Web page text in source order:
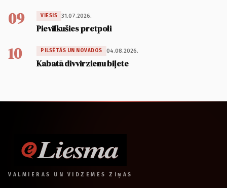
09 VIESIS 31.07.2026.
Pievilkušies pretpoli
10 PILSĒTĀS UN NOVADOS 04.08.2026.
Kabatā divvirzienu biļete
VALMIERAS UN VIDZEMES ZIŅAS